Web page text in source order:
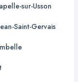
sur-Usson
Saint-Gervais